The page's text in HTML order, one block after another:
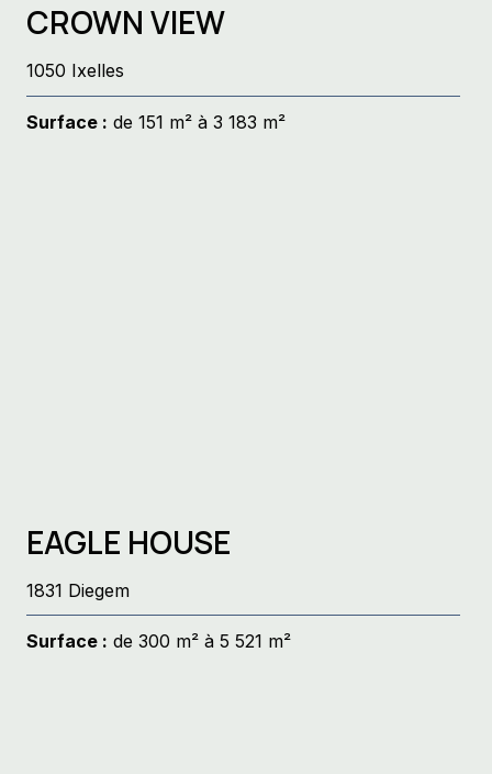
CROWN VIEW
1050 Ixelles
Surface : de 151 m² à 3 183 m²
EAGLE HOUSE
1831 Diegem
Surface : de 300 m² à 5 521 m²